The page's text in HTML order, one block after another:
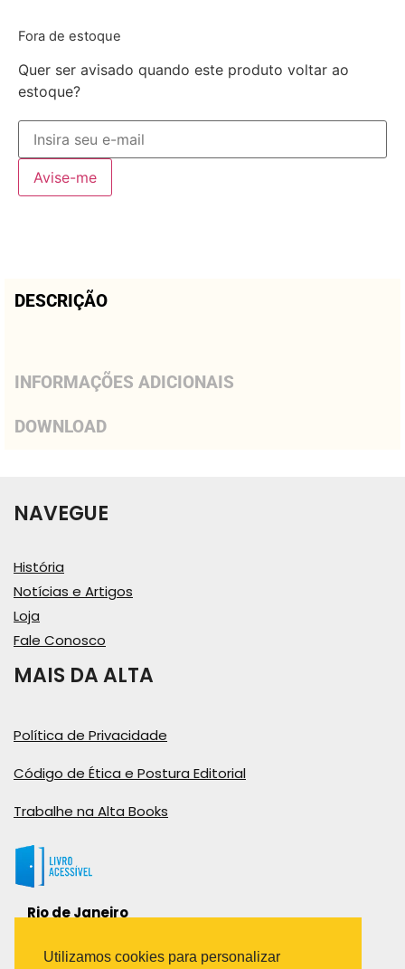
Fora de estoque
Quer ser avisado quando este produto voltar ao
estoque?
Avise-me
DESCRIÇÃO
INFORMAÇÕES ADICIONAIS
DOWNLOAD
NAVEGUE
História
Notícias e Artigos
Loja
Fale Conosco
MAIS DA ALTA
Política de Privacidade
Código de Ética e Postura Editorial
Trabalhe na Alta Books
Rio de Janeiro
Bairro Industrial do Jacaré
Utilizamos cookies para personalizar